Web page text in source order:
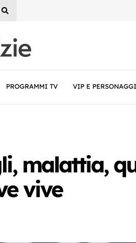
PROGRAMMI TV VIP E PERSONAGGI
malattia,
vive